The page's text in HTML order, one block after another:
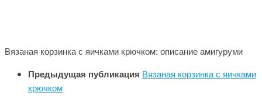
Вязаная корзинка с яичками крючком: описание амигуруми
Предыдущая публикация Вязаная корзинка с яичками
крючком